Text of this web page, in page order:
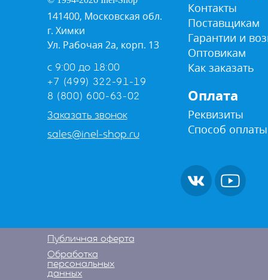
141400, Московская обл.
г. Химки
Ул. Рабочая 2а, корп. 13
с 9:00 до 18:00
+7 (499) 322-91-19
8 (800) 600-63-02
Заказать звонок
sales@inel-shop.ru
Контакты
Поставщикам
Гарантии и
Оптовикам
Как заказать
Оплата
Реквизиты
Способ оплаты
Публичная оферта
Обработка
персональных
данных